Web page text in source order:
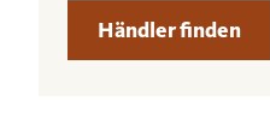
Händler finden